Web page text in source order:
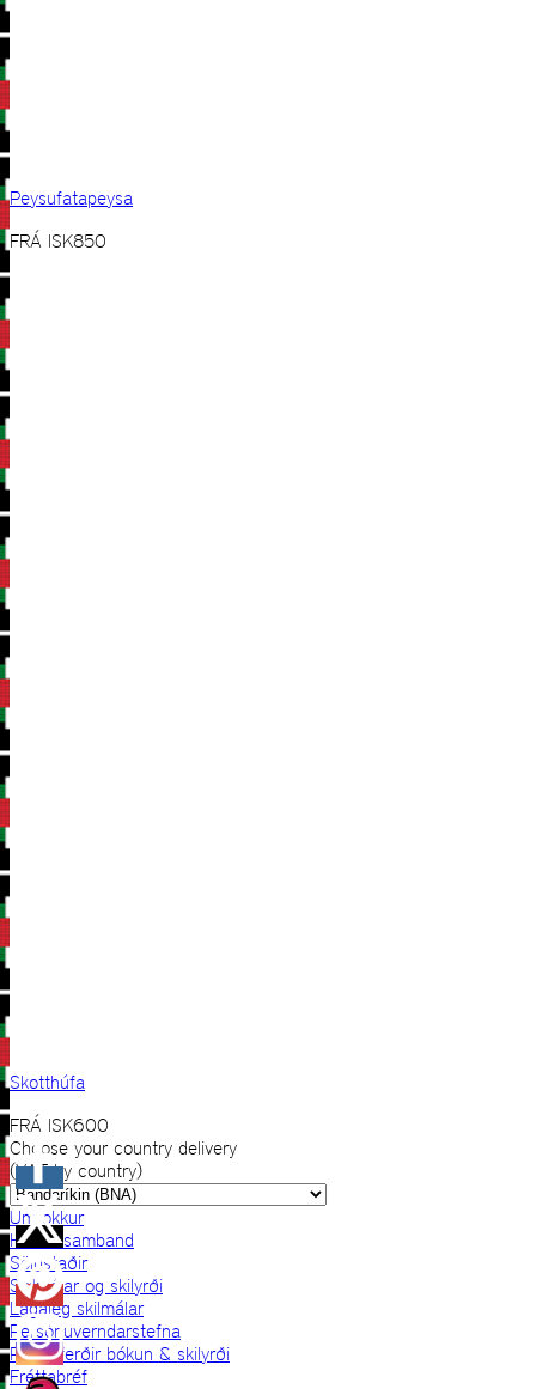
Peysufatapeysa
FRÁ ISK850
Skotthúfa
FRÁ ISK600
Choose your country delivery
(VAT by country)
Um okkur
Hafðu samband
Sölustaðir
Skilmálar og skilyrði
Lagaleg skilmálar
Persónuverndarstefna
Prjónaferðir bókun & skilyrði
Fréttabréf